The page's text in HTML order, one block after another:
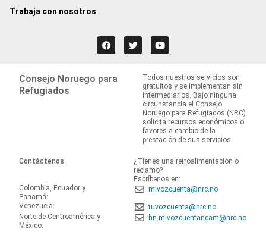
Trabaja con nosotros
Consejo Noruego para
Refugiados
Todos nuestros servicios son
gratuitos y se implementan sin
intermediarios. Bajo ninguna
circunstancia el Consejo
Noruego para Refugiados (NRC)
solicita recursos económicos o
favores a cambio de la
prestación de sus servicios.
Contáctenos
¿Tienes una retroalimentación o
reclamo?
Escríbenos en:
Colombia, Ecuador y
Panamá:
mivozcuenta@nrc.no
Venezuela:
tuvozcuenta@nrc.no
Norte de Centroamérica y
México:
hn.mivozcuentancam@nrc.no